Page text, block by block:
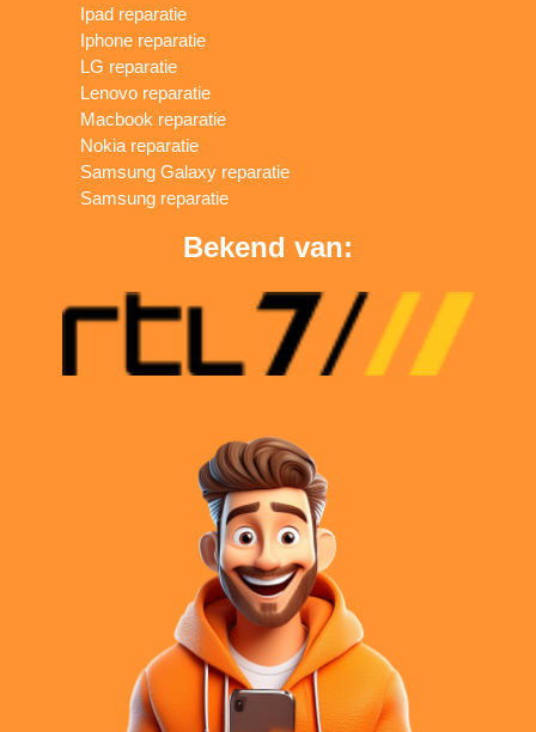
Ipad reparatie
Iphone reparatie
LG reparatie
Lenovo reparatie
Macbook reparatie
Nokia reparatie
Samsung Galaxy reparatie
Samsung reparatie
Bekend van: